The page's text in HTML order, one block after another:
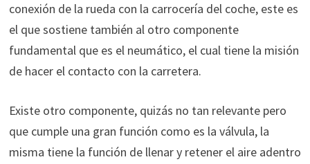
conexión de la rueda con la carrocería del coche, este es
el que sostiene también al otro componente
fundamental que es el neumático, el cual tiene la misión
de hacer el contacto con la carretera.
Existe otro componente, quizás no tan relevante pero
que cumple una gran función como es la válvula, la
misma tiene la función de llenar y retener el aire adentro